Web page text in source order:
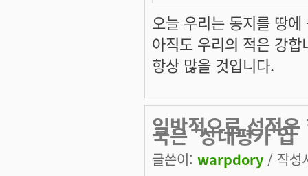
오늘 우리는 동지를 땅
아직도 우리의 적은 강
항상 많을 것입니다.
일반적으로 성적
국은 '상대평가'입
글쓴이: warpdory / 작성